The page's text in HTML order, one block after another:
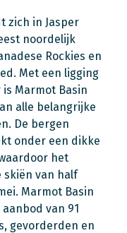
zich in Jasper
noordelijk
Rockies en
Met een ligging
Marmot Basin
alle belangrijke
De bergen
onder een dikke
het
skiën van half
Marmot Basin
van 91
gevorderden en